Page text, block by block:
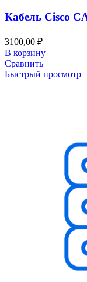
Кабель Cisco
3100,00 ₽
В корзину
Сравнить
Быстрый просмотр